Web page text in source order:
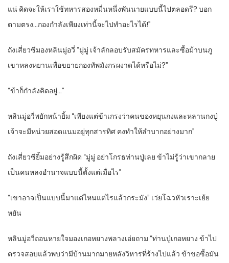
แน่ คิดจะให้เราใช้ทหารสองหมื่นหนึ่งพันนายแบบนี้ไปตลอดรึ? บอก
ตามตรง…กองกำลังเพียงเท่านี้จะไปทำอะไรได้!”
ถังเสี่ยวซีมองหลินมู่อวี่ “มู่มู่ เจ้าลักลอบรับสมัครทหารและซื้อม้าบนภู
เขาหลงหยานเพื่อขยายกองทัพมังกรผงาดได้หรือไม่?”
“ข้าก็กำลังคิดอยู่…”
หลินมู่อวี่พยักหน้ายิ้ม “เพียงแต่ข้าเกรงว่าคนของหยุนกงและหลานกงปู่
เจ้าจะมีหน่วยสอดแนมอยู่ทุกสารทิศ คงทำให้ลำบากอย่างมาก”
ถังเสี่ยวซียิ้มอย่างรู้สึกผิด “มู่มู่ อย่าโกรธท่านปู่เลย ข้าไม่รู้ว่าเขากลาย
เป็นคนหลงอำนาจแบบนี้ตั้งแต่เมื่อไร”
“เขาอาจเป็นแบบนี้มาแต่ไหนแต่ไรแล้วกระมัง” เว่ยโฉวหัวเราะเย้ย
หยัน
หลินมู่อวี่ถอนหายใจมองเกอหยางพลางเอ่ยถาม “ท่านปู่เกอหยาง ข้าไป
ตรวจสอบแล้วพบว่ามีบ้านมากมายหลังวิหารที่ร้างไปแล้ว ข้าขอซื้อมัน